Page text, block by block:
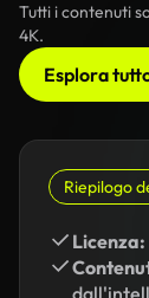
Tutti i contenuti
4K.
Esplora
Riepilogo
Licenza: